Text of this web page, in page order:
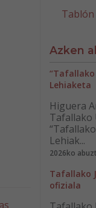
Tablón
Azken
“Tafallako
Lehiaketa
Higuera
Tafallako
Lehiak...
2026ko
Tafallako
ofiziala